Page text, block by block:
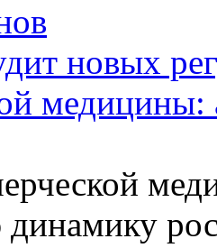
новых
медицины: